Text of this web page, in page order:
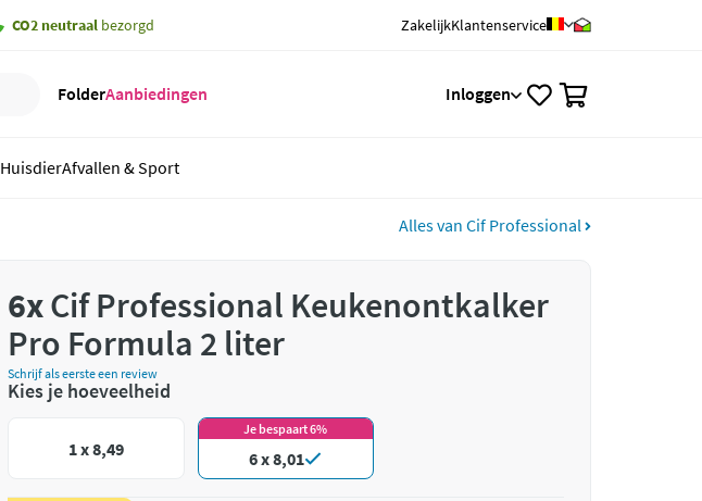
CO2 neutraal bezorgd ZakelijkKlantenservice
FolderAanbiedingen Inloggen
HuisdierAfvallen & Sport
Alles van Cif Professional
6xCif Professional Keukenontkalker
Pro Formula 2 liter
Schrijf als eerste een review
Kies je hoeveelheid
1 x 8,49
Je bespaart 6%
6 x 8,01